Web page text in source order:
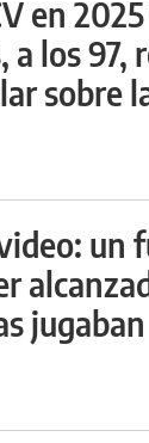
en
a los 97,
sobre
un